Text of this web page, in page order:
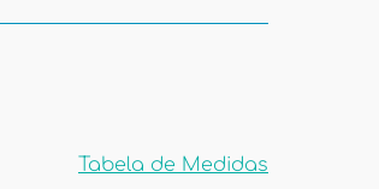
Tabela de Medidas